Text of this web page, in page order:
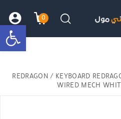
ليصلك كل جديد ؟
0
עגלתחיפוש
REDRAGON/ KEYBOARD
WIRED MECH